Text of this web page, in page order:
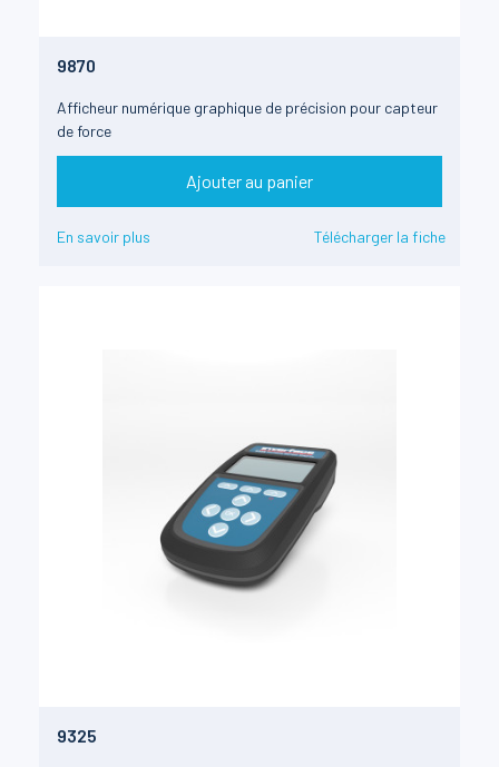
9870
Afficheur numérique graphique de précision pour capteur
de force
Ajouter au panier
En savoir plus Télécharger la fiche
9325